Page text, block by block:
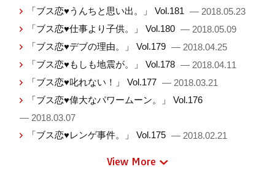
「ブス恋♥うんちと思い出。」 Vol.181 — 2018.05.23
「ブス恋♥仕事より子供。」 Vol.180 — 2018.05.09
「ブス恋♥デブの理由。」 Vol.179 — 2018.04.25
「ブス恋♥もしも地震が。」 Vol.178 — 2018.04.11
「ブス恋♥叱れない！」 Vol.177 — 2018.03.21
「ブス恋♥偉大なパワームーン。」 Vol.176
— 2018.03.07
「ブス恋♥レンゲ事件。」 Vol.175 — 2018.02.21
View More